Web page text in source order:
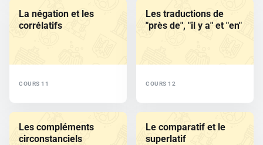
La négation et les
corrélatifs
COURS 11
Les traductions de
"près de", "il y a" et "en"
COURS 12
Les compléments
circonstanciels
Le comparatif et le
superlatif